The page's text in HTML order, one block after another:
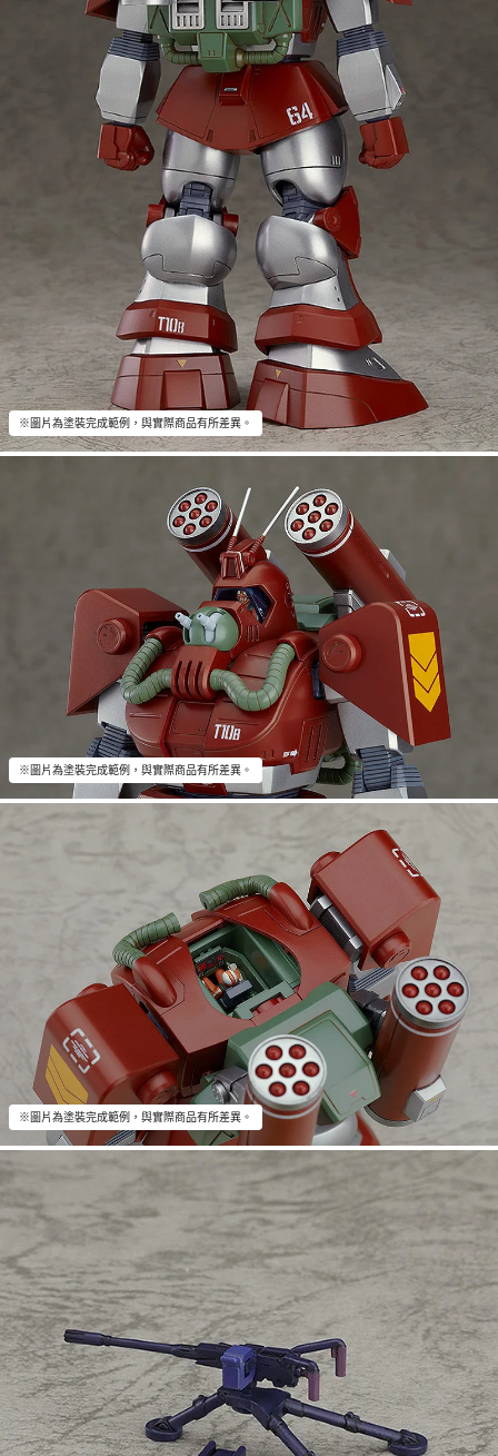
※圖片為塗裝完成範例，與實際商品有所差異。
※圖片為塗裝完成範例，與實際商品有所差異。
※圖片為塗裝完成範例，與實際商品有所差異。